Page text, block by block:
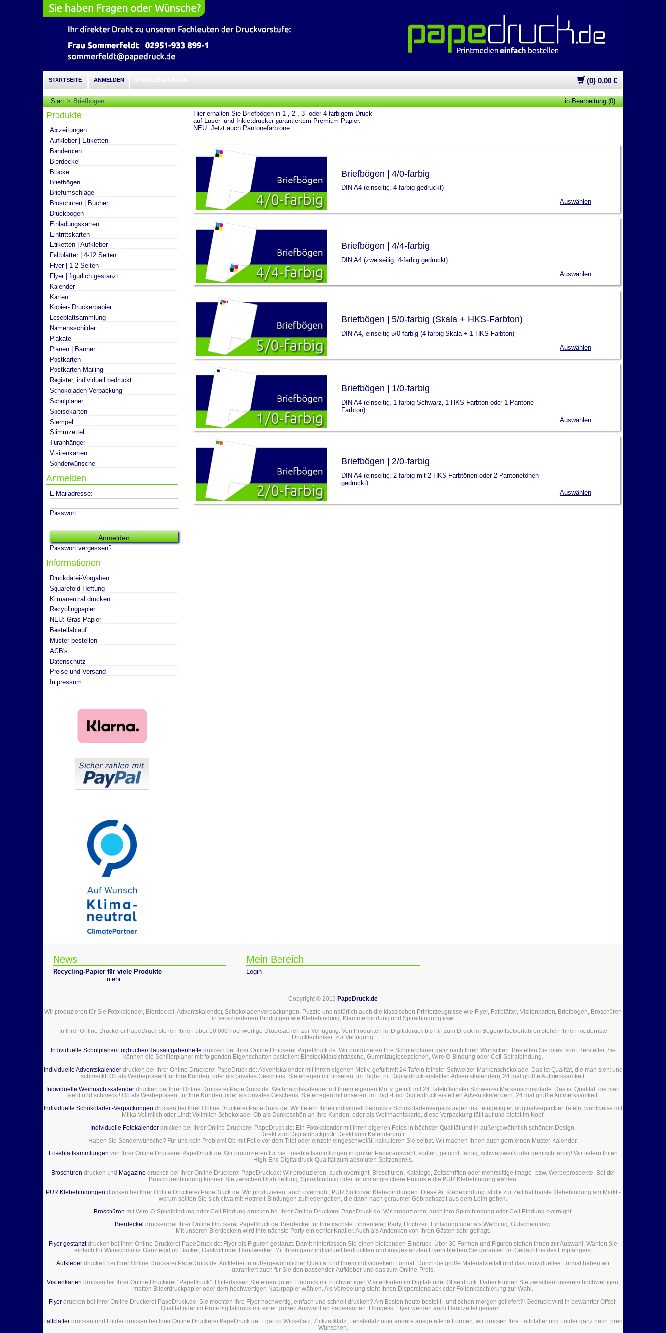
STARTSEITE ANMELDEN (0) 0,00 €
Start Briefbögen
in Bearbeitung (0)
Hier erhalten Sie Briefbögen in 1-, 2-, 3- oder 4-farbigem Druck
auf Laser- und Inkjetdrucker garantiertem Premium-Papier.
NEU: Jetzt auch Pantonefarbtöne.
Briefbögen | 4/0-farbig
DIN A4 (einseitig, 4-farbig gedruckt)
Auswählen
Briefbögen | 4/4-farbig
DIN A4 (zweiseitig, 4-farbig gedruckt)
Auswählen
Briefbögen | 5/0-farbig (Skala + HKS-Farbton)
DIN A4, einseitig 5/0-farbig (4-farbig Skala + 1 HKS-Farbton)
Auswählen
Briefbögen | 1/0-farbig
DIN A4 (einseitig, 1-farbig Schwarz, 1 HKS-Farbton oder 1 Pantone-
Farbton)
Auswählen
Briefbögen | 2/0-farbig
DIN A4 (einseitig, 2-farbig mit 2 HKS-Farbtönen oder 2 Pantonetönen
gedruckt)
Auswählen
Produkte
Abizeitungen
Aufkleber | Etiketten
Banderolen
Bierdeckel
Blöcke
Briefbögen
Briefumschläge
Broschüren | Bücher
Druckbogen
Einladungskarten
Eintrittskarten
Etiketten | Aufkleber
Faltblätter | 4-12 Seiten
Flyer | 1-2 Seiten
Flyer | figürlich gestanzt
Kalender
Karten
Kopier- Druckerpapier
Loseblattsammlung
Namensschilder
Plakate
Planen | Banner
Postkarten
Postkarten-Mailing
Register, individuell bedruckt
Schokoladen-Verpackung
Schulplaner
Speisekarten
Stempel
Stimmzettel
Türanhänger
Visitenkarten
Sonderwünsche
Anmelden
E-Mailadresse:
Passwort
Passwort vergessen?
Informationen
Druckdatei-Vorgaben
Squarefold Heftung
Klimaneutral drucken
Recyclingpapier
NEU: Gras-Papier
Bestellablauf
Muster bestellen
AGB's
Datenschutz
Preise und Versand
Impressum
News
Recycling-Papier für viele Produkte
mehr ...
Mein Bereich
Login
Copyright © 2019 PapeDruck.de
Wir produzieren für Sie Fotokalender, Bierdeckel, Adventskalender, Schokoladenverpackungen, Puzzle und natürlich auch die klassischen Printerzeugnisse wie Flyer, Faltblätter, Visitenkarten, Briefbögen, Broschüren
in verschiedenen Bindungen wie Klebebindung, Klammerbindung und Spiralbindung usw.
In Ihrer Online Druckerei PapeDruck stehen Ihnen über 10.000 hochwertige Drucksachen zur Verfügung. Von Produkten im Digitaldruck bis hin zum Druck im Bogenoffsetverfahren stehen Ihnen modernste
Drucktechniken zur Verfügung.
Individuelle Schulplaner/Logbücher/Hausaufgabenhefte drucken bei Ihrer Online Druckerei PapeDruck.de: Wir produzieren Ihre Schülerplaner ganz nach Ihren Wünschen. Bestellen Sie direkt vom Hersteller. Sie
können die Schülerplaner mit folgenden Eigenschaften bestellen: Einsteckklarsichttasche, Gummizuglesezeichen, Wire-O-Bindung oder Coil-Spiralbindung.
Individuelle Adventskalenderdrucken bei Ihrer Online Druckerei PapeDruck.de: Adventskalender mit Ihrem eigenen Motiv, gefüllt mit 24 Tafeln feinster Schweizer Markenschokolade. Das ist Qualität, die man sieht und
schmeckt! Ob als Werbepräsent für Ihre Kunden, oder als privates Geschenk: Sie erregen mit unseren, im High-End Digitaldruck erstellten Adventskalendern, 24 mal größte Aufmerksamkeit.
Individuelle Weihnachtskalender drucken bei Ihrer Online Druckerei PapeDruck.de: Weihnachtskalender mit Ihrem eigenen Motiv, gefüllt mit 24 Tafeln feinster Schweizer Markenschokolade. Das ist Qualität, die man
sieht und schmeckt! Ob als Werbepräsent für Ihre Kunden, oder als privates Geschenk: Sie erregen mit unseren, im High-End Digitaldruck erstellten Adventskalendern, 24 mal größte Aufmerksamkeit.
Individuelle Schokoladen-Verpackungen drucken bei Ihrer Online Druckerei PapeDruck.de: Wir liefern Ihnen individuell bedruckte Schokoladenverpackungen inkl. eingelegter, originalverpackter Tafeln, wahlweise mit
Milka Vollmilch oder Lindt Vollmilch Schokolade. Ob als Dankeschön an Ihre Kunden, oder als Weihnachtskarte, diese Verpackung fällt auf und bleibt im Kopf.
Individuelle Fotokalender drucken bei Ihrer Online Druckerei PapeDruck.de: Ein Fotokalender mit Ihren eigenen Fotos in höchster Qualität und in außergewöhnlich schönem Design.
Direkt vom Digitaldruckprofi! Direkt vom Kalenderprofi!
Haben Sie Sonderwünsche? Für uns kein Problem! Ob mit Folie vor dem Titel oder einzeln eingeschweißt, kalkulieren Sie selbst. Wir machen Ihnen auch gern einen Muster-Kalender.
Loseblattsammlungen von Ihrer Online Druckerei PapeDruck.de: Wir produzieren für Sie Loseblattsammlungen in großer Papierauswahl, sortiert, gelocht, farbig, schwarzweiß oder gemischtfarbig! Wir liefern Ihnen
High-End Digitaldruck-Qualität zum absoluten Spitzenpreis.
Broschüren drucken und Magazine drucken bei Ihrer Online Druckerei PapeDruck.de: Wir produzieren, auch overnight, Broschüren, Kataloge, Zeitschriften oder mehrseitige Image- bzw. Werbeprospekte. Bei der
Broschürenbindung können Sie zwischen Drahtheftung, Spiralbindung oder für umfangreichere Produkte die PUR Klebebindung wählen.
PUR Klebebindungen drucken bei Ihrer Online Druckerei PapeDruck.de: Wir produzieren, auch overnight, PUR Softcover Klebebindungen. Diese Art Klebebindung ist die zur Zeit haltbarste Klebebindung am Markt -
warum sollten Sie sich etwa mit Hotmelt-Bindungen zufriedengeben, die dann nach geraumer Gebrachszeit aus dem Leim gehen.
Broschüren mit Wire-O-Spiralbindung oder Coil-Bindung drucken bei Ihrer Online Druckerei PapeDruck.de: Wir produzieren, auch Ihre Spiralbindung oder Coil Bindung overnight.
Bierdeckel drucken bei Ihrer Online Druckerei PapeDruck.de: Bierdeckel für Ihre nächste Firmenfeier, Party, Hochzeit, Einladung oder als Werbung, Gutschein usw.
Mit unseren Bierdeckeln wird Ihre nächste Party ein echter Knaller. Auch als Andenken von Ihren Gästen sehr gefragt.
Flyer gestanztdrucken bei Ihrer Online Druckerei PapeDruck.de: Flyer als Figuren gestanzt. Damit hinterlassen Sie einen bleibenden Eindruck. Über 30 Formen und Figuren stehen Ihnen zur Auswahl. Wählen Sie
einfach Ihr Wunschmotiv. Ganz egal ob Bäcker, Gastwirt oder Handwerker: Mit Ihren ganz individuell bedruckten und ausgestanzten Flyern bleiben Sie garantiert im Gedächtnis des Empfängers.
Aufkleber drucken bei Ihrer Online Druckerei PapeDruck.de: Aufkleber in außergewöhnlicher Qualität und Ihrem individuellem Format. Durch die große Materialvielfalt und das individuellee Format haben wir
garantiert auch für Sie den passenden Aufkleber und das zum Online-Preis.
Visitenkarten drucken bei Ihrer Online Druckerei "PapeDruck": Hinterlassen Sie einen guten Eindruck mit hochwertigen Visitenkarten im Digital- oder Offsetdruck. Dabei können Sie zwischen unserem hochwertigen,
matten Bilderdruckpapier oder dem hochwertigen Naturpapier wählen. Als Veredelung steht Ihnen Dispersionslack oder Folienkaschierung zur Wahl.
Flyer drucken bei Ihrer Online Druckerei PapeDruck.de: Sie möchten Ihre Flyer hochwertig, einfach und schnell drucken? Am Besten heute bestellt - und schon morgen geliefert?! Gedruckt wird in bewährter Offset-
Qualität oder im Profi-Digitaldruck mit einer großen Auswahl an Papiersorten. Übrigens: Flyer werden auch Handzettel genannt...
Faltblätter drucken und Folder drucken bei Ihrer Online Druckerei PapeDruck.de: Egal ob Wickelfalz, Zickzackfalz, Fensterfalz oder andere ausgefallene Formen, wir drucken Ihre Faltblätter und Folder ganz nach Ihren
Wünschen.